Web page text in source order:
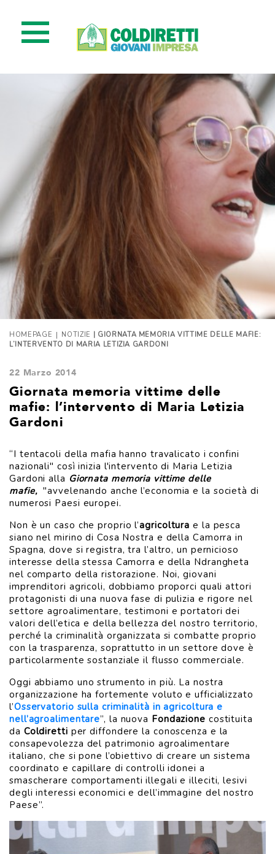
HOMEPAGE | NOTIZIE
| GIORNATA MEMORIA VITTIME DELLE MAFIE:
L’INTERVENTO DI MARIA LETIZIA GARDONI
22 Marzo 2014
Giornata memoria vittime delle
mafie: l’intervento di Maria Letizia
Gardoni
“I tentacoli della mafia hanno travalicato i confini
nazionali" così inizia l'intervento di Maria Letizia
Gardoni alla Giornata memoria vittime delle
mafie, "avvelenando anche l’economia e la società di
numerosi Paesi europei.
Non è un caso che proprio l’agricoltura e la pesca
siano nel mirino di Cosa Nostra e della Camorra in
Spagna, dove si registra, tra l’altro, un pernicioso
interesse della stessa Camorra e della Ndrangheta
nel comparto della ristorazione. Noi, giovani
imprenditori agricoli, dobbiamo proporci quali attori
protagonisti di una nuova fase di pulizia e rigore nel
settore agroalimentare, testimoni e portatori dei
valori dell’etica e della bellezza del nostro territorio,
perché la criminalità organizzata si combatte proprio
con la trasparenza, soprattutto in un settore dove è
particolarmente sostanziale il flusso commerciale.
Oggi abbiamo uno strumento in più. La nostra
organizzazione ha fortemente voluto e ufficializzato
l’Osservatorio sulla criminalità in agricoltura e
nell’agroalimentare”, la nuova Fondazione costituita
da Coldiretti per diffondere la conoscenza e la
consapevolezza del patrimonio agroalimentare
italiano, che si pone l’obiettivo di creare un sistema
coordinato e capillare di controlli idonei a
smascherare comportamenti illegali e illeciti, lesivi
degli interessi economici e dell’immagine del nostro
Paese”.